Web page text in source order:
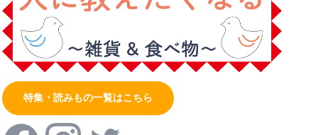
特集・読みもの一覧はこちら